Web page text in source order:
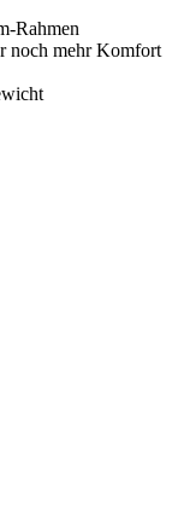
Rahmen
noch mehr Komfort